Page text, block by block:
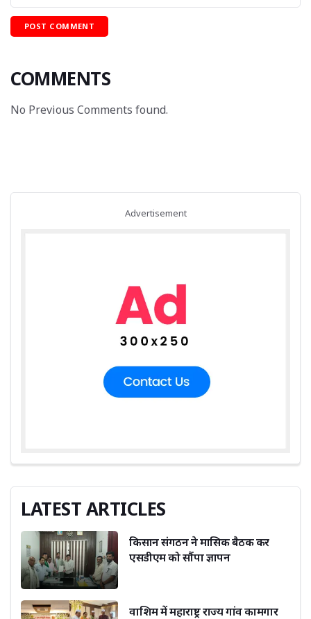
COMMENTS
No Previous Comments found.
Advertisement
LATEST ARTICLES
किसान संगठन ने मासिक बैठक कर
एसडीएम को सौंपा ज्ञापन
वाशिम में महाराष्ट्र राज्य गांव कामगार